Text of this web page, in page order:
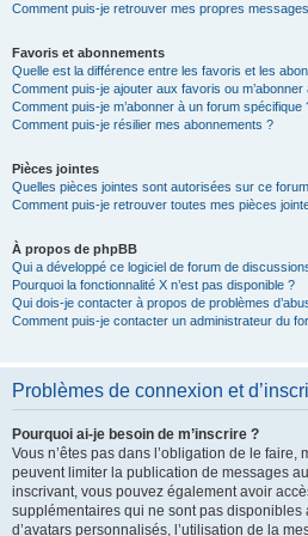
Comment puis-je retrouver mes propres
Favoris et abonnements
Quelle est la différence entre les favoris et les
Comment puis-je ajouter aux favoris ou
Comment puis-je m’abonner à un forum spécifique
Comment puis-je résilier mes abonnements ?
Pièces jointes
Quelles pièces jointes sont autorisées sur ce
Comment puis-je retrouver toutes mes pièces
À propos de phpBB
Qui a développé ce logiciel de forum de
Pourquoi la fonctionnalité X n’est pas disponible ?
Qui dois-je contacter à propos de problèmes
Comment puis-je contacter un administrateur du
Problèmes de connexion et
Pourquoi ai-je besoin de m’inscrire ?
Vous n’êtes pas dans l’obligation de le
peuvent limiter la publication de messages
inscrivant, vous pouvez également avoir
supplémentaires qui ne sont pas disponibles
d’avatars personnalisés, l’utilisation de la